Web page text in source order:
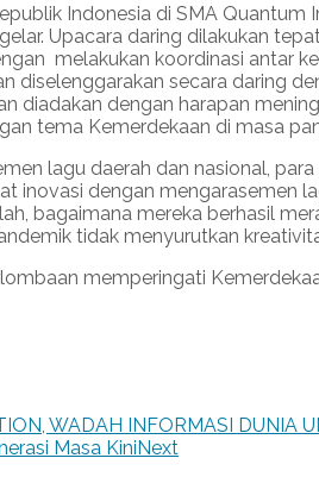
Indonesia di SMA
Upacara daring dilakukan
melakukan koordinasi antar
diselenggarakan secara daring
diadakan dengan harapan
tema Kemerdekaan di masa
lagu daerah dan nasional,
inovasi dengan mengarasemen
bagaimana mereka berhasil
tidak menyurutkan
memperingati
WADAH INFORMASI DUNIA
Masa KiniNext